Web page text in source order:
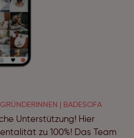
| BADESOFA
Unterstützung! Hier
zu 100%! Das Team